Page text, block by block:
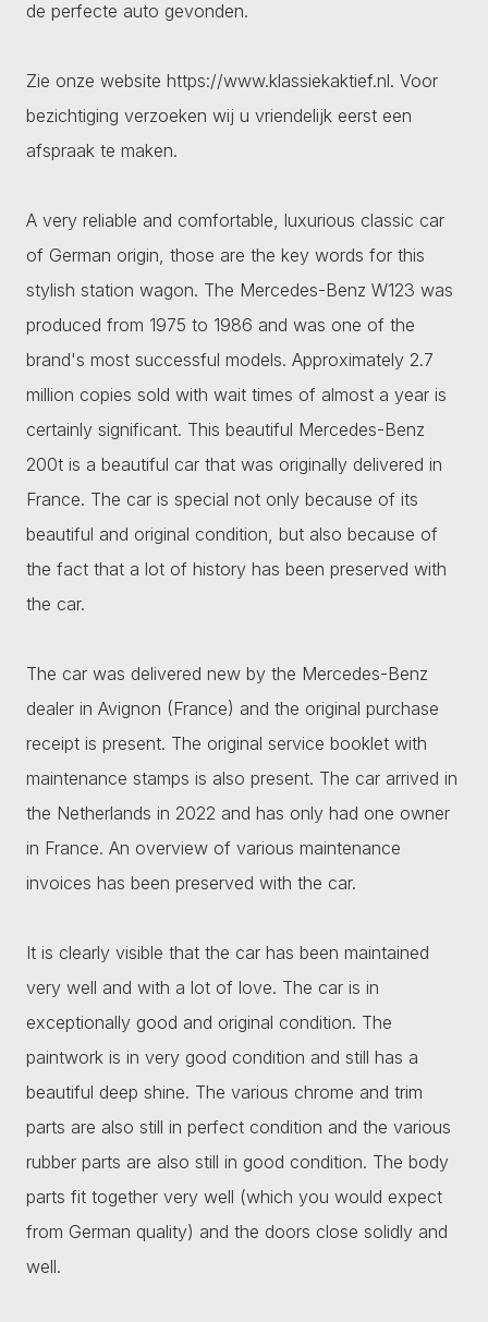
de perfecte auto gevonden.
Zie onze website https://www.klassiekaktief.nl. Voor
bezichtiging verzoeken wij u vriendelijk eerst een
afspraak te maken.
A very reliable and comfortable, luxurious classic car
of German origin, those are the key words for this
stylish station wagon. The Mercedes-Benz W123 was
produced from 1975 to 1986 and was one of the
brand's most successful models. Approximately 2.7
million copies sold with wait times of almost a year is
certainly significant. This beautiful Mercedes-Benz
200t is a beautiful car that was originally delivered in
France. The car is special not only because of its
beautiful and original condition, but also because of
the fact that a lot of history has been preserved with
the car.
The car was delivered new by the Mercedes-Benz
dealer in Avignon (France) and the original purchase
receipt is present. The original service booklet with
maintenance stamps is also present. The car arrived in
the Netherlands in 2022 and has only had one owner
in France. An overview of various maintenance
invoices has been preserved with the car.
It is clearly visible that the car has been maintained
very well and with a lot of love. The car is in
exceptionally good and original condition. The
paintwork is in very good condition and still has a
beautiful deep shine. The various chrome and trim
parts are also still in perfect condition and the various
rubber parts are also still in good condition. The body
parts fit together very well (which you would expect
from German quality) and the doors close solidly and
well.